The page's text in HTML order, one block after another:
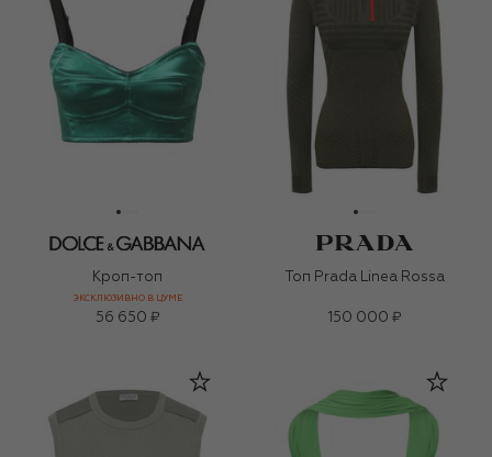
Кроп-топ
ЭКСКЛЮЗИВНО В ЦУМЕ
56 650 ₽
Топ Prada Linea Rossa
150 000 ₽